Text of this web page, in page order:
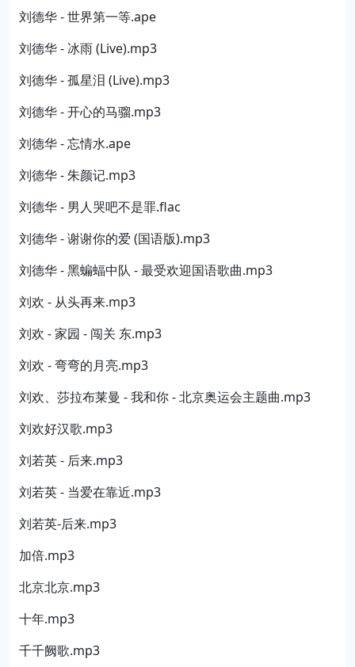
刘德华 - 世界第一等.ape
刘德华 - 冰雨 (Live).mp3
刘德华 - 孤星泪 (Live).mp3
刘德华 - 开心的马骝.mp3
刘德华 - 忘情水.ape
刘德华 - 朱颜记.mp3
刘德华 - 男人哭吧不是罪.flac
刘德华 - 谢谢你的爱 (国语版).mp3
刘德华 - 黑蝙蝠中队 - 最受欢迎国语歌曲.mp3
刘欢 - 从头再来.mp3
刘欢 - 家园 - 闯关 东.mp3
刘欢 - 弯弯的月亮.mp3
刘欢、莎拉布莱曼 - 我和你 - 北京奥运会主题曲.mp3
刘欢好汉歌.mp3
刘若英 - 后来.mp3
刘若英 - 当爱在靠近.mp3
刘若英-后来.mp3
加倍.mp3
北京北京.mp3
十年.mp3
千千阙歌.mp3